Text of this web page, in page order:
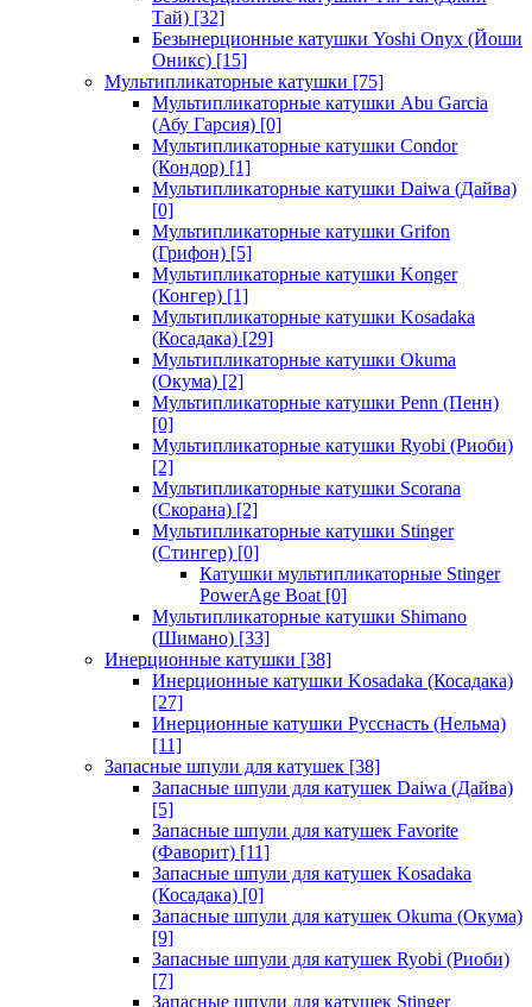
Тай) [32]
Безынерционные катушки Yoshi Onyx (Йоши
Оникс) [15]
Мультипликаторные катушки [75]
Мультипликаторные катушки Abu Garcia
(Абу Гарсия) [0]
Мультипликаторные катушки Condor
(Кондор) [1]
Мультипликаторные катушки Daiwa (Дайва)
[0]
Мультипликаторные катушки Grifon
(Грифон) [5]
Мультипликаторные катушки Konger
(Конгер) [1]
Мультипликаторные катушки Kosadaka
(Косадака) [29]
Мультипликаторные катушки Okuma
(Окума) [2]
Мультипликаторные катушки Penn (Пенн)
[0]
Мультипликаторные катушки Ryobi (Риоби)
[2]
Мультипликаторные катушки Scorana
(Скорана) [2]
Мультипликаторные катушки Stinger
(Стингер) [0]
Катушки мультипликаторные Stinger
PowerAge Boat [0]
Мультипликаторные катушки Shimano
(Шимано) [33]
Инерционные катушки [38]
Инерционные катушки Kosadaka (Косадака)
[27]
Инерционные катушки Русснасть (Нельма)
[11]
Запасные шпули для катушек [38]
Запасные шпули для катушек Daiwa (Дайва)
[5]
Запасные шпули для катушек Favorite
(Фаворит) [11]
Запасные шпули для катушек Kosadaka
(Косадака) [0]
Запасные шпули для катушек Okuma (Окума)
[9]
Запасные шпули для катушек Ryobi (Риоби)
[7]
Запасные шпули для катушек Stinger